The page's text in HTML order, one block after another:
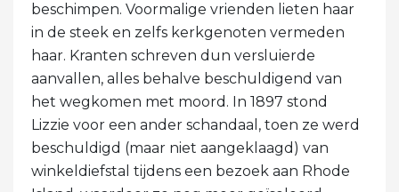
beschimpen. Voormalige vrienden lieten haar
in de steek en zelfs kerkgenoten vermeden
haar. Kranten schreven dun versluierde
aanvallen, alles behalve beschuldigend van
het wegkomen met moord. In 1897 stond
Lizzie voor een ander schandaal, toen ze werd
beschuldigd (maar niet aangeklaagd) van
winkeldiefstal tijdens een bezoek aan Rhode